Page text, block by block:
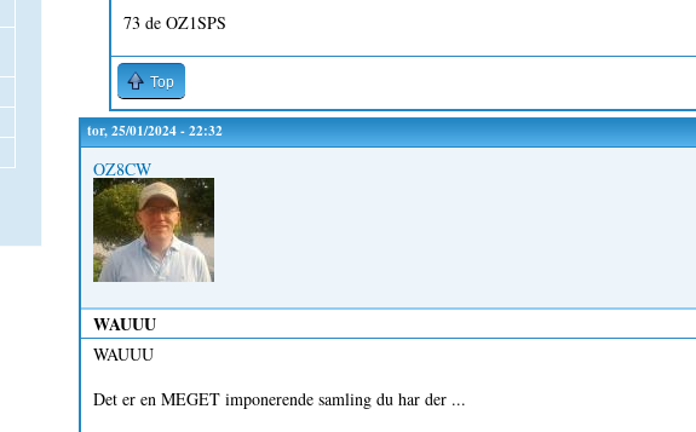
73 de OZ1SPS
Top
tor, 25/01/2024 - 22:32
OZ8CW
WAUUU
WAUUU
Det er en MEGET imponerende samling du har der ...